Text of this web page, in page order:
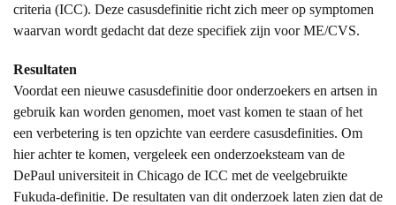
criteria (ICC). Deze casusdefinitie richt zich meer op symptomen
waarvan wordt gedacht dat deze specifiek zijn voor ME/CVS.
Resultaten
Voordat een nieuwe casusdefinitie door onderzoekers en artsen in
gebruik kan worden genomen, moet vast komen te staan of het
een verbetering is ten opzichte van eerdere casusdefinities. Om
hier achter te komen, vergeleek een onderzoeksteam van de
DePaul universiteit in Chicago de ICC met de veelgebruikte
Fukuda-definitie. De resultaten van dit onderzoek laten zien dat de